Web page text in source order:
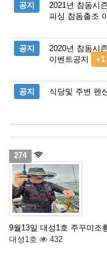
공지
2021년 참돔시
피싱 참돔출조
공지
2020년 참돔시
이벤트공지
+1
공지 식당및 주변 펜
274
9월13일 대성1호 주꾸미조
대성1호
432